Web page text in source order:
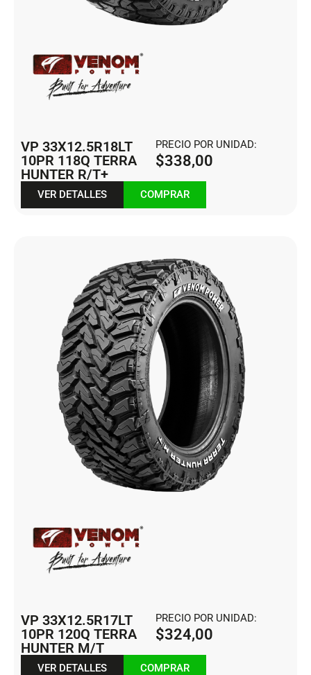
VP 33X12.5R18LT
10PR 118Q TERRA
HUNTER R/T+
PRECIO POR UNIDAD:
$338,00
VER DETALLES COMPRAR
VP 33X12.5R17LT
10PR 120Q TERRA
HUNTER M/T
PRECIO POR UNIDAD:
$324,00
VER DETALLES COMPRAR